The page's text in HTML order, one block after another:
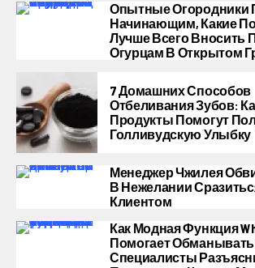
Опытные Огородники
Начинающим, Какие
Лучше Всего Вносить
Огурцам В Открытом
7 Домашних Способов
Отбеливания Зубов:
Продукты Помогут
Голливудскую Улыбку
Менеджер Чжилея
В Нежелании
Клиентом
Как Модная Функция
Помогает
Специалисты